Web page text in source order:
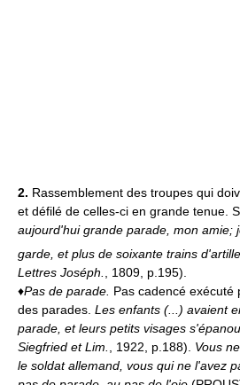
2. Rassemblement des troupes qui
et défilé de celles-ci en grande tenue.
aujourd'hui grande parade, mon amie;
garde, et plus de soixante trains
Lettres Joséph.
, 1809, p.195).
♦Pas de parade. Pas cadencé exécuté
des parades. Les enfants (...) avaient
parade, et leurs petits visages
Siegfried et Lim.
, 1922, p.188). Vous
le soldat allemand, vous qui ne l'avez